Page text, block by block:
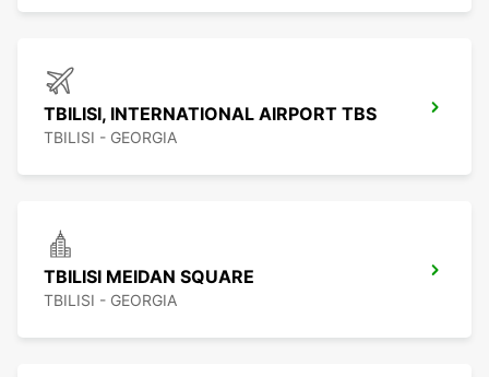
TBILISI, INTERNATIONAL AIRPORT TBS
TBILISI - GEORGIA
TBILISI MEIDAN SQUARE
TBILISI - GEORGIA